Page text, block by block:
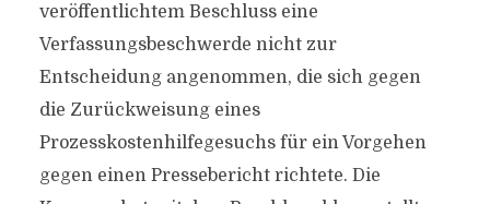
veröffentlichtem Beschluss eine
Verfassungsbeschwerde nicht zur
Entscheidung angenommen, die sich gegen
die Zurückweisung eines
Prozesskostenhilfegesuchs für ein Vorgehen
gegen einen Pressebericht richtete. Die